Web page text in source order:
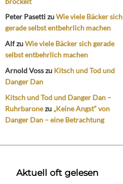
Peter PasettizuWie viele Bäcker sich
gerade selbst entbehrlich machen
AlfzuWie viele Bäcker sich gerade
selbst entbehrlich machen
Arnold Vosszu Kitsch und Tod und
Danger Dan
Kitsch und Tod und Danger Dan –
Ruhrbaronezu „Keine Angst“ von
Danger Dan – eine Betrachtung
Aktuell oft gelesen